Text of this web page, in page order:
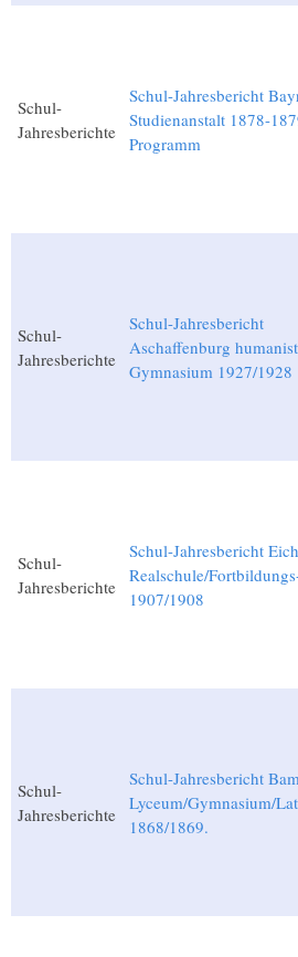
Schul-
Jahresberichte
Schul-Jahresbericht
Studienanstalt 1878-
Programm
Schul-
Jahresberichte
Schul-Jahresbericht
Aschaffenburg
Gymnasium 1927/1928
Schul-
Jahresberichte
Schul-Jahresbericht
Realschule/
1907/1908
Schul-
Jahresberichte
Schul-Jahresbericht
Lyceum/Gymnasium/
1868/1869.